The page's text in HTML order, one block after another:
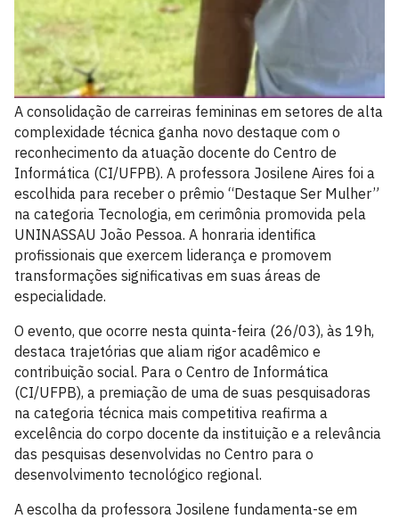
A consolidação de carreiras femininas em setores de alta
complexidade técnica ganha novo destaque com o
reconhecimento da atuação docente do Centro de
Informática (CI/UFPB). A professora Josilene Aires foi a
escolhida para receber o prêmio “Destaque Ser Mulher”
na categoria Tecnologia, em cerimônia promovida pela
UNINASSAU João Pessoa. A honraria identifica
profissionais que exercem liderança e promovem
transformações significativas em suas áreas de
especialidade.
O evento, que ocorre nesta quinta-feira (26/03), às 19h,
destaca trajetórias que aliam rigor acadêmico e
contribuição social. Para o Centro de Informática
(CI/UFPB), a premiação de uma de suas pesquisadoras
na categoria técnica mais competitiva reafirma a
excelência do corpo docente da instituição e a relevância
das pesquisas desenvolvidas no Centro para o
desenvolvimento tecnológico regional.
A escolha da professora Josilene fundamenta-se em